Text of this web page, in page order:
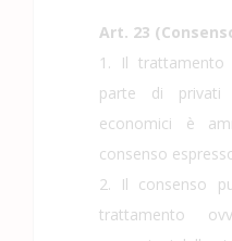
Art. 23
1. Il
parte di
economici è
consenso
2. Il consenso
trattamento